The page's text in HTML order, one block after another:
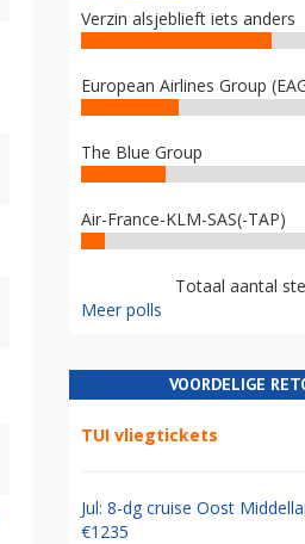
Verzin alsjeblieft iets anders
European Airlines Group
The Blue Group
Air-France-KLM-SAS(-TAP)
Totaal aantal
Meer polls
VOORDELIGE
TUI vliegtickets
Jul: 8-dg cruise Oost
€1235